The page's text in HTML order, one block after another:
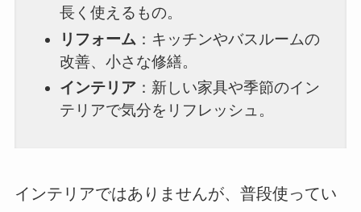
長く使えるもの。
リフォーム ：キッチンやバスルームの
改善、小さな修繕。
インテリア ：新しい家具や季節のイン
テリアで気分をリフレッシュ。
インテリアではありませんが、普段使ってい